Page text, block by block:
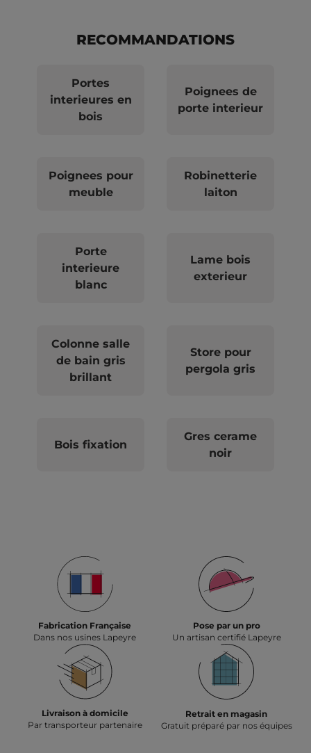
RECOMMANDATIONS
Portes
interieures en
bois
Poignees de
porte interieur
Poignees pour
meuble
Robinetterie
laiton
Porte
interieure
blanc
Lame bois
exterieur
Colonne salle
de bain gris
brillant
Store pour
pergola gris
Bois fixation
Gres cerame
noir
Fabrication Française
Dans nos usines Lapeyre
Pose par un pro
Un artisan certifié Lapeyre
Livraison à domicile
Par transporteur partenaire
Retrait en magasin
Gratuit préparé par nos équipes